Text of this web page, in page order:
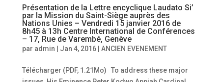
Présentation de la Lettre encyclique Laudato Si’
par la Mission du Saint-Siège auprès des
Nations Unies – Vendredi 15 janvier 2016 de
8h45 à 13h Centre International de Conférences
– 17, Rue de Varembé, Genève
par admin Jan 4, 2016| ANCIEN EVENEMENT
Télécharger (PDF, 1.21Mo) To address these major